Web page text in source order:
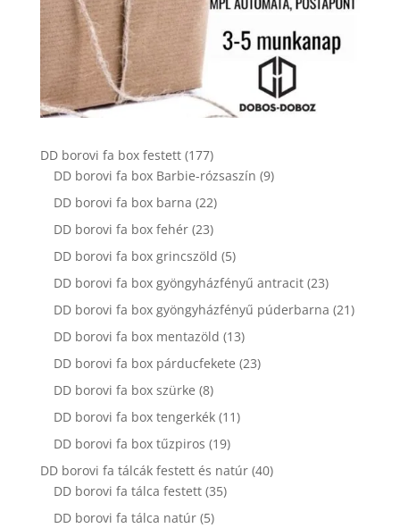
DD borovi fa box festett 177177
termék
DD borovi fa box Barbie-rózsaszín 99
DD borovi fa box barna 2222
termék
DD borovi fa box fehér 2323
termék
DD borovi fa box grincszöld 55
termék
DD borovi fa box gyöngyházfényű antracit 2323
termék
DD borovi fa box gyöngyházfényű púderbarna 2121
DD borovi fa box mentazöld 1313
termék
DD borovi fa box párducfekete 2323
DD borovi fa box szürke 88
termék
DD borovi fa box tengerkék 1111
DD borovi fa box tűzpiros 1919
termék
DD borovi fa tálcák festett és natúr 4040
DD borovi fa tálca festett 3535
DD borovi fa tálca natúr 55